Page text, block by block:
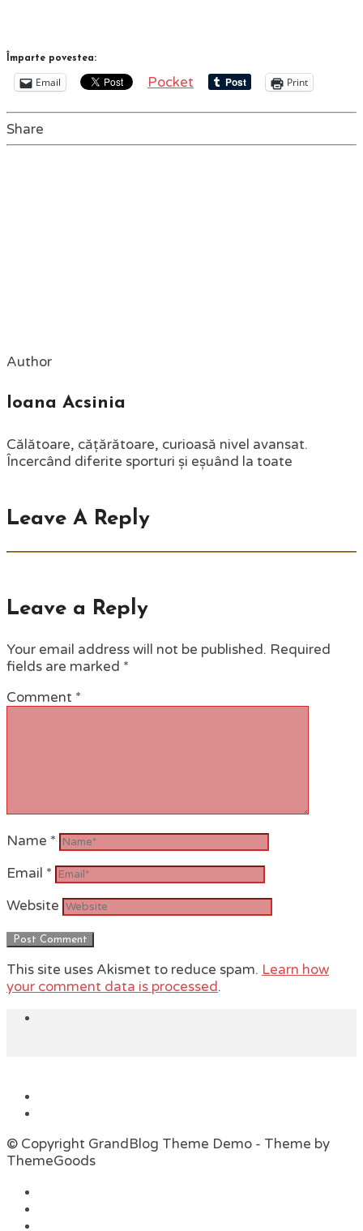
Împarte povestea:
Email Pocket Print
Share
Author
Ioana Acsinia
Călătoare, cățărătoare, curioasă nivel avansat.
Încercând diferite sporturi și eșuând la toate
Leave A Reply
Leave a Reply
Your email address will not be published. Required
fields are marked *
Comment *
Name *
Email *
Website
This site uses Akismet to reduce spam. Learn how
your comment data is processed.
© Copyright GrandBlog Theme Demo - Theme by
ThemeGoods